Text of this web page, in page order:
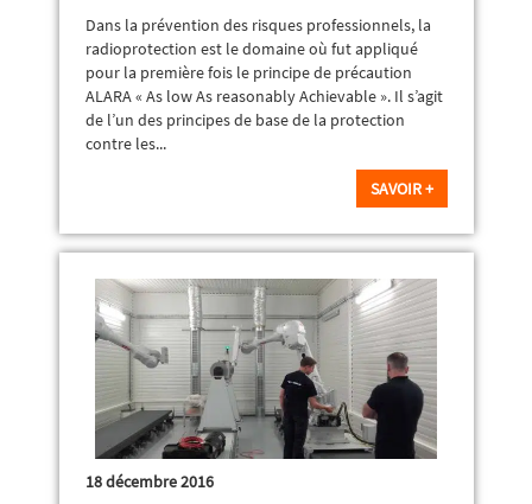
Dans la prévention des risques professionnels, la
radioprotection est le domaine où fut appliqué
pour la première fois le principe de précaution
ALARA « As low As reasonably Achievable ». Il s’agit
de l’un des principes de base de la protection
contre les...
SAVOIR +
18 décembre 2016